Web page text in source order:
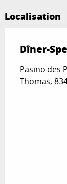
Localisation
Dîner-
Pasino des
Thomas,